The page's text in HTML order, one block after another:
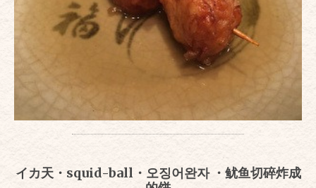
イカ天・squid-ball・오징어완자 ・鱿鱼切碎炸成